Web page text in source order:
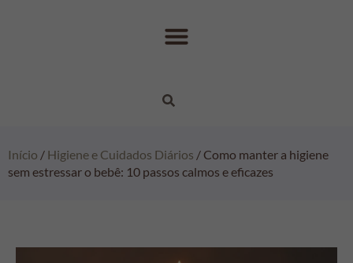
Início / Higiene e Cuidados Diários / Como manter a higiene
sem estressar o bebê: 10 passos calmos e eficazes